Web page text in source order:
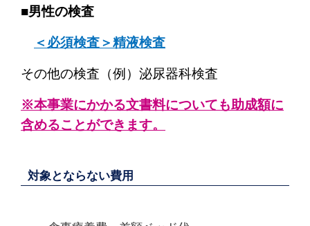
■男性の検査
＜必須検査＞精液検査
その他の検査（例）泌尿器科検査
※本事業にかかる文書料についても助成額に
含めることができます。
対象とならない費用